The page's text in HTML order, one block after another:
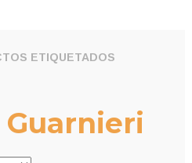
ETIQUETADOS